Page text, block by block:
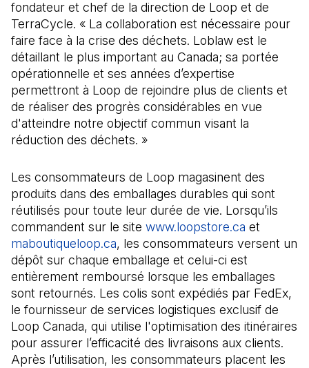
fondateur et chef de la direction de Loop et de
TerraCycle. « La collaboration est nécessaire pour
faire face à la crise des déchets. Loblaw est le
détaillant le plus important au Canada; sa portée
opérationnelle et ses années d’expertise
permettront à Loop de rejoindre plus de clients et
de réaliser des progrès considérables en vue
d'atteindre notre objectif commun visant la
réduction des déchets. »
Les consommateurs de Loop magasinent des
produits dans des emballages durables qui sont
réutilisés pour toute leur durée de vie. Lorsqu’ils
commandent sur le site www.loopstore.ca (Il s'ouvre
et
maboutiqueloop.ca(Il s'ouvre dans un nouvel onglet)
, les consommateurs versent un
dépôt sur chaque emballage et celui-ci est
entièrement remboursé lorsque les emballages
sont retournés. Les colis sont expédiés par FedEx,
le fournisseur de services logistiques exclusif de
Loop Canada, qui utilise l'optimisation des itinéraires
pour assurer l’efficacité des livraisons aux clients.
Après l’utilisation, les consommateurs placent les